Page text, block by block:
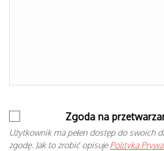
Zgoda na
Użytkownik ma pełen dostęp do swoich
zgodę. Jak to zrobić opisuje Polityka